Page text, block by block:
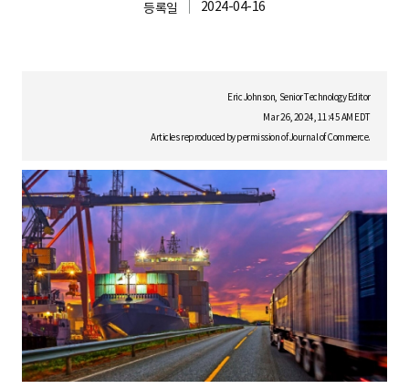
q
u
a
등록일 2024-04-16
Eric Johnson, Senior Technology Editor
Mar 26, 2024, 11:45 AM EDT
Articles reproduced by permission of Journal of Commerce.